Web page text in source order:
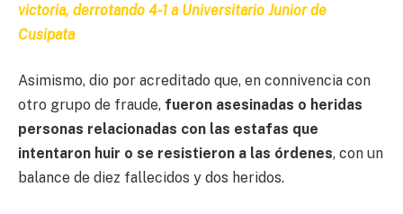
victoria, derrotando 4-1 a Universitario Junior de
Cusipata
Asimismo, dio por acreditado que, en connivencia con
otro grupo de fraude, fueron asesinadas o heridas
personas relacionadas con las estafas que
intentaron huir o se resistieron a las órdenes, con un
balance de diez fallecidos y dos heridos.